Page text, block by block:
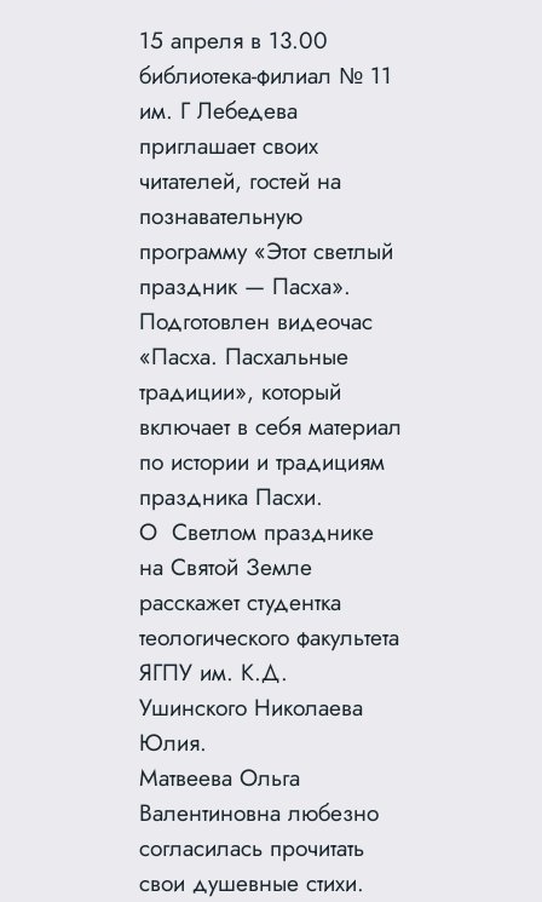
15 апреля в 13.00
библиотека-филиал № 11
им. Г Лебедева
приглашает своих
читателей, гостей на
познавательную
программу «Этот светлый
праздник — Пасха».
Подготовлен видеочас
«Пасха. Пасхальные
традиции», который
включает в себя материал
по истории и традициям
праздника Пасхи.
О Светлом празднике
на Святой Земле
расскажет студентка
теологического факультета
ЯГПУ им. К.Д.
Ушинского Николаева
Юлия.
Матвеева Ольга
Валентиновна любезно
согласилась прочитать
свои душевные стихи.